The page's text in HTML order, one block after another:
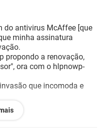
GMAIL
EXCEL
GMAIL
do antivirus McAffee [que
minha assinatura
propondo a renovação,
ora com o hlpnowp-
que incomoda e